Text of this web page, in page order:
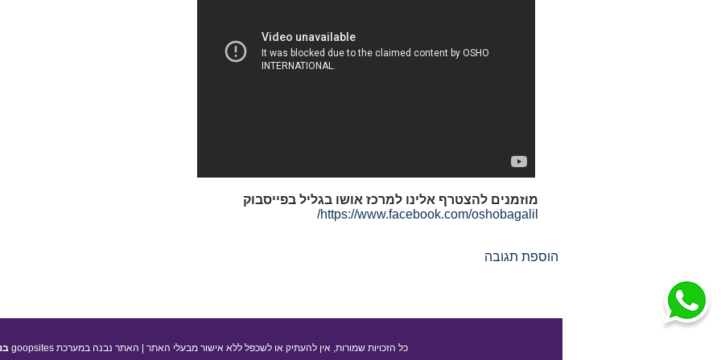
מוזמנים להצטרף אלינו למרכז אושו בגליל בפייסבוק
https://www.facebook.com/oshobagalil/
הוספת תגובה
כל הזכויות שמורות, אין להעתיק או לשכפל ללא אישור מבעלי האתר | האתר נבנה במערכת goopsites